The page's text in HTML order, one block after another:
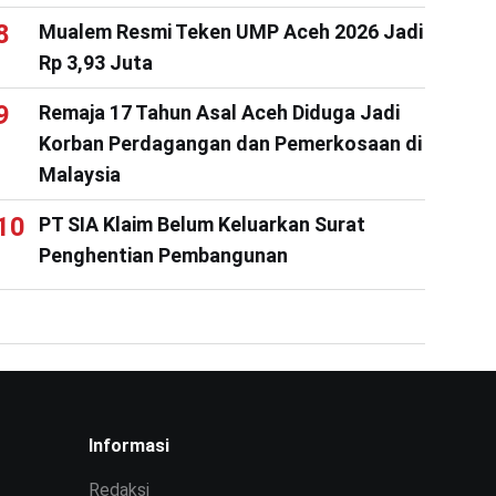
Mualem Resmi Teken UMP Aceh 2026 Jadi
Rp 3,93 Juta
Remaja 17 Tahun Asal Aceh Diduga Jadi
Korban Perdagangan dan Pemerkosaan di
Malaysia
PT SIA Klaim Belum Keluarkan Surat
Penghentian Pembangunan
Informasi
Redaksi